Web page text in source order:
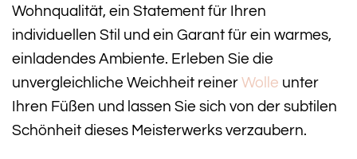
Wohnqualität, ein Statement für Ihren
individuellen Stil und ein Garant für ein warmes,
einladendes Ambiente. Erleben Sie die
unvergleichliche Weichheit reiner Wolle unter
Ihren Füßen und lassen Sie sich von der subtilen
Schönheit dieses Meisterwerks verzaubern.